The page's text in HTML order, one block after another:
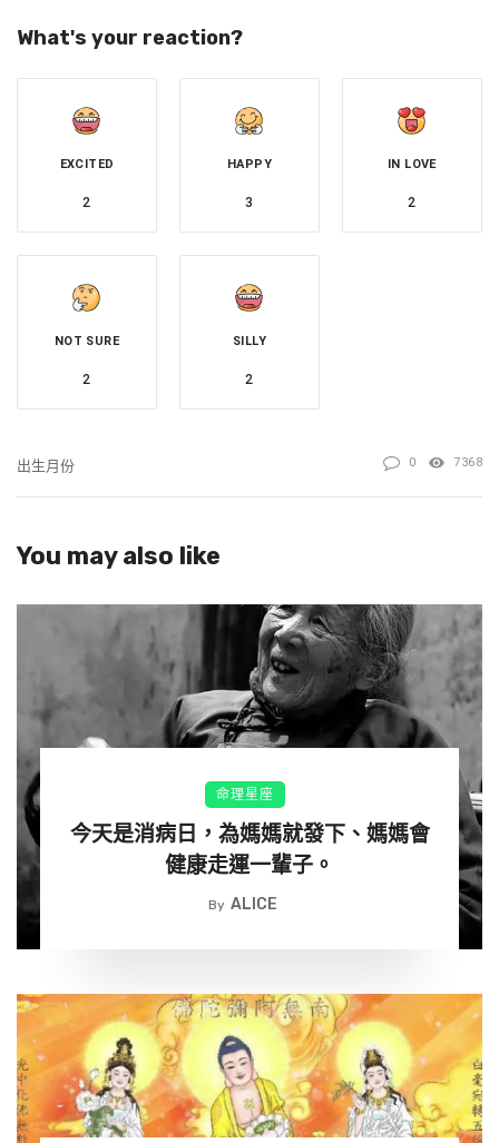
子鼠：十月富，五月窮
鼠年出生的朋友，若生於農曆十月，正得財星照耀，命
裡的天貴官星更為明亮，因為十月屬水，生肖鼠本也屬
不容，五月屬火而與水相剋，生來善於揮霍，聚財難。
牛年出生的朋友，若生在農曆八月裡，金秋碩果，滿載
虎年出生的朋友，生逢九月則是福，天定富貴命，事業
運十足，一輩子性格正直磊落，可以創造非凡霸業，王
者氣質最強，可謂「叢林之王」。但若肖虎人出生在農
曆七月，命中陽氣遭陰月沖煞，七月虎兒被人欺，一輩
子很可能有心也難以創造大財，易受人牽制擺布。
What's your reaction?
EXCITED
2
HAPPY
3
IN LOVE
2
NOT SURE
2
SILLY
2
出生月份 0 7368
You may also like
命理星座
今天是消病日，為媽媽就發下、媽媽會
健康走運一輩子。
By ALICE